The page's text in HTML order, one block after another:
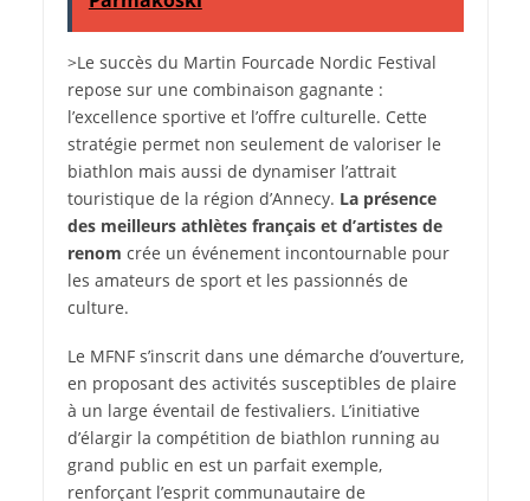
>Le succès du Martin Fourcade Nordic Festival
repose sur une combinaison gagnante :
l’excellence sportive et l’offre culturelle. Cette
stratégie permet non seulement de valoriser le
biathlon mais aussi de dynamiser l’attrait
touristique de la région d’Annecy. La présence
des meilleurs athlètes français et d’artistes de
renom crée un événement incontournable pour
les amateurs de sport et les passionnés de
culture.
Le MFNF s’inscrit dans une démarche d’ouverture,
en proposant des activités susceptibles de plaire
à un large éventail de festivaliers. L’initiative
d’élargir la compétition de biathlon running au
grand public en est un parfait exemple,
renforçant l’esprit communautaire de